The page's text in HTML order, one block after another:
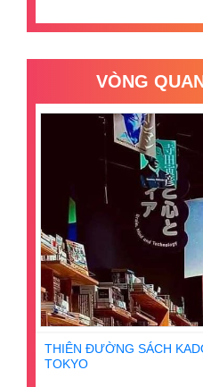
VÒNG
THIÊN ĐƯỜNG SÁCH
TOKYO